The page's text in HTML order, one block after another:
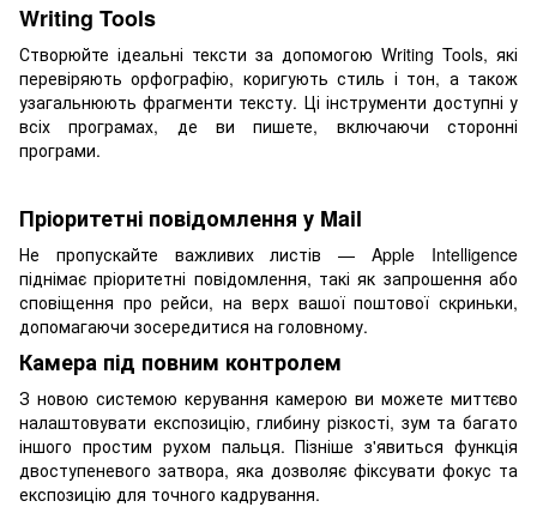
Writing Tools
Створюйте ідеальні тексти за допомогою Writing Tools, які
перевіряють орфографію, коригують стиль і тон, а також
узагальнюють фрагменти тексту. Ці інструменти доступні у
всіх програмах, де ви пишете, включаючи сторонні
програми.
Пріоритетні повідомлення у Mail
Не пропускайте важливих листів — Apple Intelligence
піднімає пріоритетні повідомлення, такі як запрошення або
сповіщення про рейси, на верх вашої поштової скриньки,
допомагаючи зосередитися на головному.
Камера під повним контролем
З новою системою керування камерою ви можете миттєво
налаштовувати експозицію, глибину різкості, зум та багато
іншого простим рухом пальця. Пізніше з'явиться функція
двоступеневого затвора, яка дозволяє фіксувати фокус та
експозицію для точного кадрування.